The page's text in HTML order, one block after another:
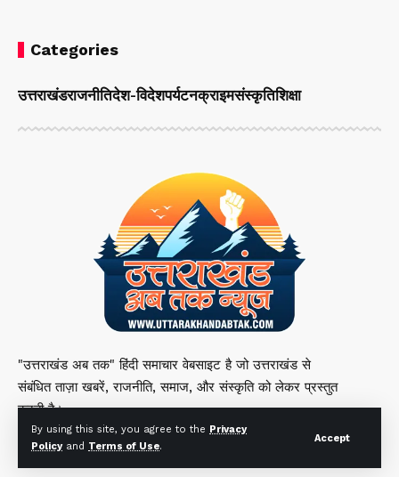
By using this site, you agree to the Privacy
Policyand Terms of Use.
Accept
Categories
उत्तराखंडराजनीतिदेश-विदेशपर्यटनक्राइमसंस्कृतिशिक्षा
"उत्तराखंड अब तक" हिंदी समाचार वेबसाइट है जो उत्तराखंड से
संबंधित ताज़ा खबरें, राजनीति, समाज, और संस्कृति को लेकर प्रस्तुत
करती है।